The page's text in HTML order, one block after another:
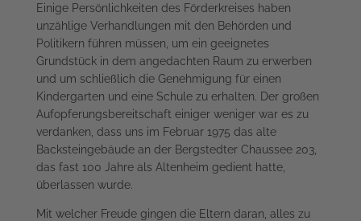
Einige Persönlichkeiten des Förderkreises haben
unzählige Verhandlungen mit den Behörden und
Politikern führen müssen, um ein geeignetes
Grundstück in dem angedachten Raum zu erwerben
und um schließlich die Genehmigung für einen
Kindergarten und eine Schule zu erhalten. Der großen
Aufopferungsbereitschaft einiger weniger war es zu
verdanken, dass uns im Februar 1975 das alte
Backsteingebäude an der Bergstedter Chaussee 203,
das fast 100 Jahre als Altenheim gedient hatte,
überlassen wurde.
Mit welcher Freude gingen die Eltern daran, alles zu